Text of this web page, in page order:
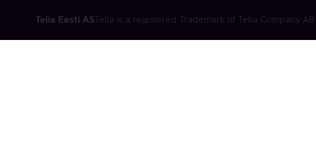
Telia Eesti ASTelia is a registered Trademark of Telia Company AB